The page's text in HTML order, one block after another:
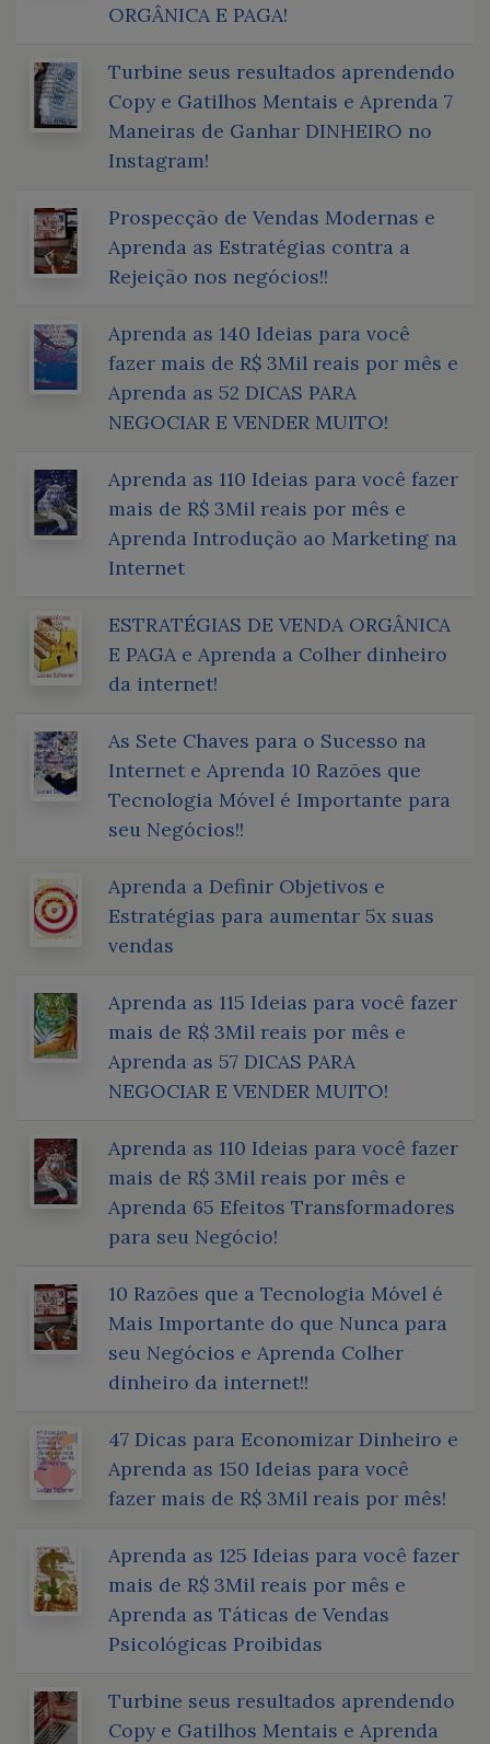
ORGÂNICA E PAGA!
Turbine seus resultados aprendendo
Copy e Gatilhos Mentais e Aprenda 7
Maneiras de Ganhar DINHEIRO no
Instagram!
Prospecção de Vendas Modernas e
Aprenda as Estratégias contra a
Rejeição nos negócios!!
Aprenda as 140 Ideias para você
fazer mais de R$ 3Mil reais por mês e
Aprenda as 52 DICAS PARA
NEGOCIAR E VENDER MUITO!
Aprenda as 110 Ideias para você fazer
mais de R$ 3Mil reais por mês e
Aprenda Introdução ao Marketing na
Internet
ESTRATÉGIAS DE VENDA ORGÂNICA
E PAGA e Aprenda a Colher dinheiro
da internet!
As Sete Chaves para o Sucesso na
Internet e Aprenda 10 Razões que
Tecnologia Móvel é Importante para
seu Negócios!!
Aprenda a Definir Objetivos e
Estratégias para aumentar 5x suas
vendas
Aprenda as 115 Ideias para você fazer
mais de R$ 3Mil reais por mês e
Aprenda as 57 DICAS PARA
NEGOCIAR E VENDER MUITO!
Aprenda as 110 Ideias para você fazer
mais de R$ 3Mil reais por mês e
Aprenda 65 Efeitos Transformadores
para seu Negócio!
10 Razões que a Tecnologia Móvel é
Mais Importante do que Nunca para
seu Negócios e Aprenda Colher
dinheiro da internet!!
47 Dicas para Economizar Dinheiro e
Aprenda as 150 Ideias para você
fazer mais de R$ 3Mil reais por mês!
Aprenda as 125 Ideias para você fazer
mais de R$ 3Mil reais por mês e
Aprenda as Táticas de Vendas
Psicológicas Proibidas
Turbine seus resultados aprendendo
Copy e Gatilhos Mentais e Aprenda